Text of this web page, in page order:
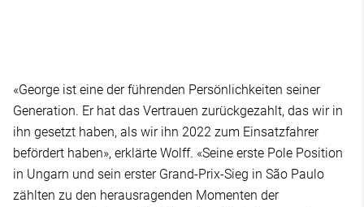
«George ist eine der führenden Persönlichkeiten seiner
Generation. Er hat das Vertrauen zurückgezahlt, das wir in
ihn gesetzt haben, als wir ihn 2022 zum Einsatzfahrer
befördert haben», erklärte Wolff. «Seine erste Pole Position
in Ungarn und sein erster Grand-Prix-Sieg in São Paulo
zählten zu den herausragenden Momenten der